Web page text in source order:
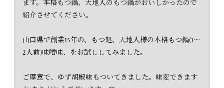
ます。本格もつ鍋、天地人のもつ鍋がおいしかったので
紹介させてください。
山口県で創業15年の、もつ処、天地人様の本格もつ鍋(1～
2人前)味噌味、をお試ししてみました。
ご厚意で、ゆず胡椒味もついてきました。味変できます